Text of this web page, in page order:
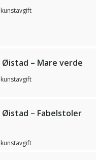
Øistad – Mare verde
Øistad – Fabelstoler